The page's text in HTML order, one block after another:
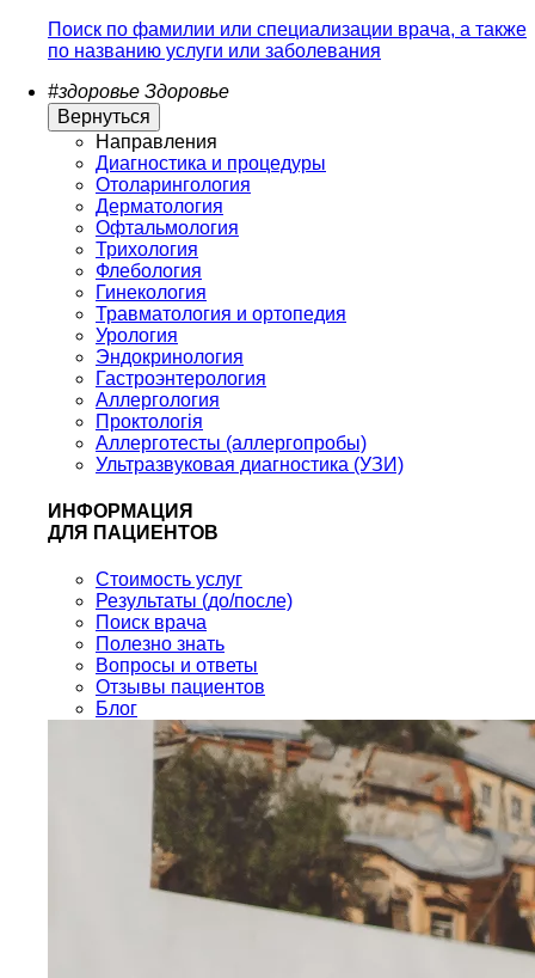
Поиск по фамилии или специализации врача, а также
по названию услуги или заболевания
#здоровье Здоровье
Вернуться
Направления
Диагностика и процедуры
Отоларингология
Дерматология
Офтальмология
Трихология
Флебология
Гинекология
Травматология и ортопедия
Урология
Эндокринология
Гастроэнтерология
Аллергология
Проктологія
Аллерготесты (аллергопробы)
Ультразвуковая диагностика (УЗИ)
ИНФОРМАЦИЯ
ДЛЯ ПАЦИЕНТОВ
Стоимость услуг
Результаты (до/после)
Поиск врача
Полезно знать
Вопросы и ответы
Отзывы пациентов
Блог